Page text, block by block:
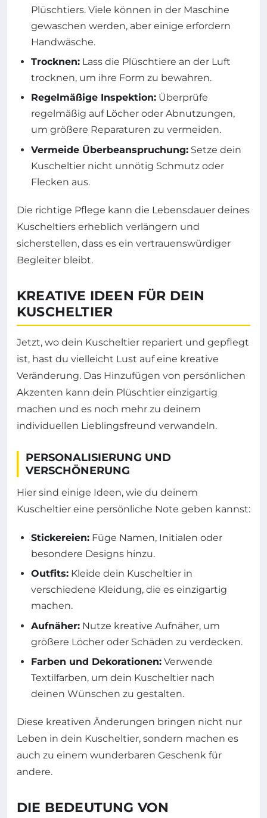
Plüschtiers. Viele können in der Maschine
gewaschen werden, aber einige erfordern
Handwäsche.
Trocknen: Lass die Plüschtiere an der Luft
trocknen, um ihre Form zu bewahren.
Regelmäßige Inspektion: Überprüfe
regelmäßig auf Löcher oder Abnutzungen,
um größere Reparaturen zu vermeiden.
Vermeide Überbeanspruchung: Setze dein
Kuscheltier nicht unnötig Schmutz oder
Flecken aus.
Die richtige Pflege kann die Lebensdauer deines
Kuscheltiers erheblich verlängern und
sicherstellen, dass es ein vertrauenswürdiger
Begleiter bleibt.
KREATIVE IDEEN FÜR DEIN
KUSCHELTIER
Jetzt, wo dein Kuscheltier repariert und gepflegt
ist, hast du vielleicht Lust auf eine kreative
Veränderung. Das Hinzufügen von persönlichen
Akzenten kann dein Plüschtier einzigartig
machen und es noch mehr zu deinem
individuellen Lieblingsfreund verwandeln.
PERSONALISIERUNG UND
VERSCHÖNERUNG
Hier sind einige Ideen, wie du deinem
Kuscheltier eine persönliche Note geben kannst:
Stickereien: Füge Namen, Initialen oder
besondere Designs hinzu.
Outfits: Kleide dein Kuscheltier in
verschiedene Kleidung, die es einzigartig
machen.
Aufnäher: Nutze kreative Aufnäher, um
größere Löcher oder Schäden zu verdecken.
Farben und Dekorationen: Verwende
Textilfarben, um dein Kuscheltier nach
deinen Wünschen zu gestalten.
Diese kreativen Änderungen bringen nicht nur
Leben in dein Kuscheltier, sondern machen es
auch zu einem wunderbaren Geschenk für
andere.
DIE BEDEUTUNG VON